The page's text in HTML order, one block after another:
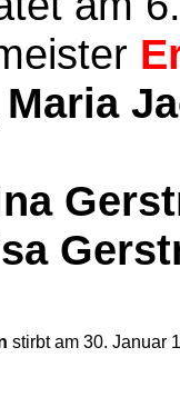
stirbt am 30. Januar